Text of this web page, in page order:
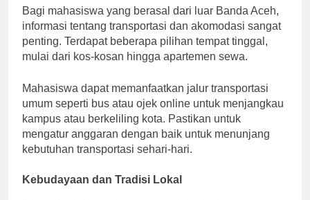
Bagi mahasiswa yang berasal dari luar Banda Aceh,
informasi tentang transportasi dan akomodasi sangat
penting. Terdapat beberapa pilihan tempat tinggal,
mulai dari kos-kosan hingga apartemen sewa.
Mahasiswa dapat memanfaatkan jalur transportasi
umum seperti bus atau ojek online untuk menjangkau
kampus atau berkeliling kota. Pastikan untuk
mengatur anggaran dengan baik untuk menunjang
kebutuhan transportasi sehari-hari.
Kebudayaan dan Tradisi Lokal